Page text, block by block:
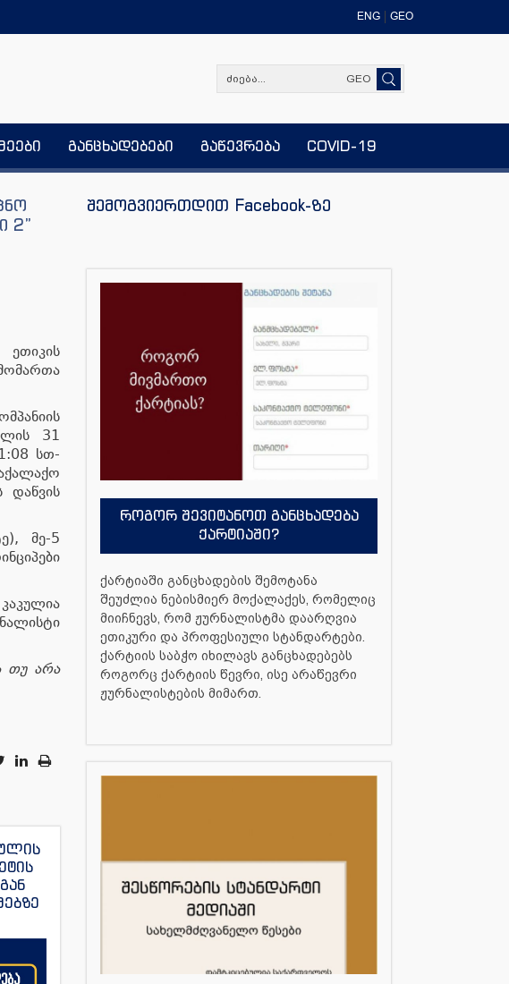
ENG GEO
GEO
განცხადებები გაწევრება COVID-19
2”
31
სთ-
დაწვის
მე-5
თუ არა
შემოგვიერთდით Facebook-ზე
როგორ შევიტანოთ განცხადება
ქარტიაში?
ქარტიაში განცხადების შემოტანა
შეუძლია ნებისმიერ მოქალაქეს, რომელიც
მიიჩნევს, რომ ჟურნალისტმა დაარღვია
ეთიკური და პროფესიული სტანდარტები.
ქარტიის საბჭო იხილავს განცხადებებს
როგორც ქარტიის წევრი, ისე არაწევრი
ჟურნალისტების მიმართ.